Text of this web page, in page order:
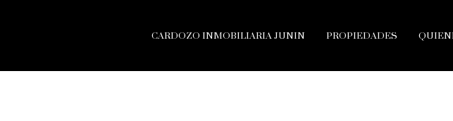
CARDOZO INMOBILIARIA JUNIN PROPIEDADES